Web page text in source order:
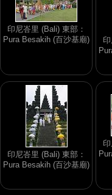
印尼峇里 (Bali) 東部：
Pura Besakih (百沙基廟)
印尼峇里 (Bali) 東部：
Pura Besakih (百沙基廟)